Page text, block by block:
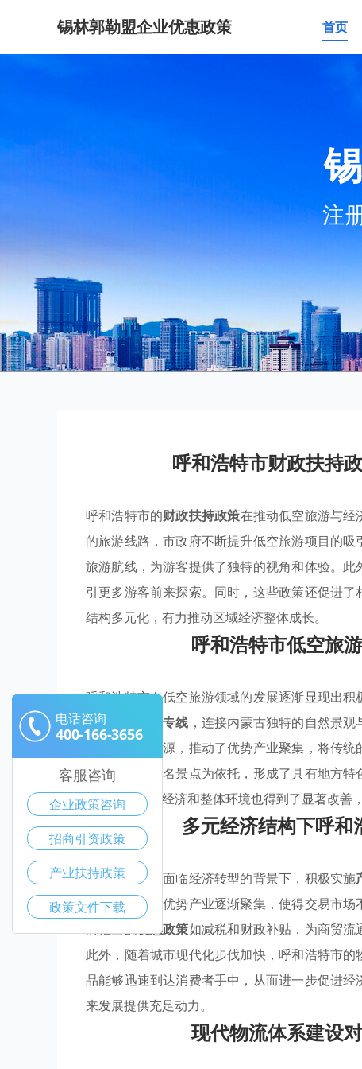
锡林郭勒盟企业优惠政策 首页
注
呼和浩特市财政扶持
呼和浩特市的财政扶持政策在推动低空旅游与经
的旅游线路，市政府不断提升低空旅游项目的
旅游航线，为游客提供了独特的视角和体验。
引更多游客前来探索。同时，这些政策还促进
结构多元化，有力推动区域经济整体成长。
呼和浩特市低空旅
呼和浩特市在低空旅游领域的发展逐渐显现出积
多条
低空旅游专线 ，连接内蒙古独特的自然景
整合了社会资源，推动了优势产业聚集，将传
河大峡谷等知名景点为依托，形成了具有地方
金补贴，数字经济和整体环境也得到了显著改善
多元经济结构下呼
呼和浩特市在面临经济转型的背景下，积极实施
导，区域内的优势产业逐渐聚集，使得交易市
府推出的优惠政策如减税和财政补贴，为商贸流
此外，随着城市现代化步伐加快，呼和浩特市
品能够迅速到达消费者手中，从而进一步促进
来发展提供充足动力。
现代物流体系建设
电话咨询
400-166-3656
客服咨询
企业政策咨询
招商引资政策
产业扶持政策
政策文件下载